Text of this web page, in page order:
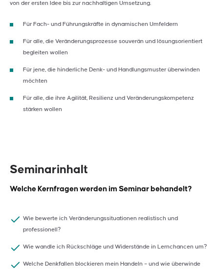
von der ersten Idee bis zur nachhaltigen Umsetzung.
Für Fach- und Führungskräfte in dynamischen Umfeldern
Für alle, die Veränderungsprozesse souverän und lösungsorientiert
begleiten wollen
Für jene, die hinderliche Denk- und Handlungsmuster überwinden
möchten
Für alle, die ihre Agilität, Resilienz und Veränderungskompetenz
stärken wollen
Seminarinhalt
Welche Kernfragen werden im Seminar behandelt?
Wie bewerte ich Veränderungssituationen realistisch und
professionell?
Wie wandle ich Rückschläge und Widerstände in Lernchancen um?
Welche Denkfallen blockieren mein Handeln – und wie überwinde